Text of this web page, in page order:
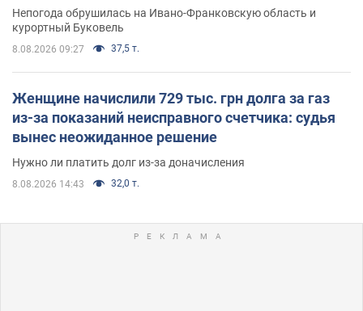
Непогода обрушилась на Ивано-Франковскую область и
курортный Буковель
8.08.2026 09:27 37,5 т.
Женщине начислили 729 тыс. грн долга за газ
из-за показаний неисправного счетчика: судья
вынес неожиданное решение
Нужно ли платить долг из-за доначисления
8.08.2026 14:43 32,0 т.